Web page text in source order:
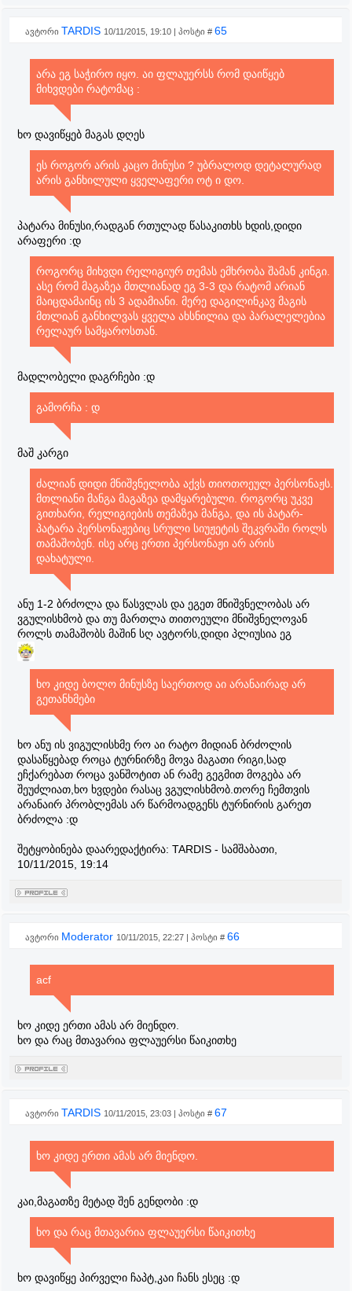
ავტორი TARDIS 10/11/2015, 19:10 | პოსტი # 65
არა ეგ საჭირო იყო. აი ფლაუერსს რომ დაიწყებ
მიხვდები რატომაც :
ხო დავიწყებ მაგას დღეს
ეს როგორ არის კაცო მინუსი ? უბრალოდ დეტალურად
არის განხილული ყველაფერი ოტ ი დო.
პატარა მინუსი,რადგან რთულად წასაკითხს ხდის,დიდი
არაფერი :დ
როგორც მიხვდი რელიგიურ თემას ემხრობა შამან კინგი.
ასე რომ მაგაზეა მთლიანად ეგ 3-3 და რატომ არიან
მაიცდამაინც ის 3 ადამიანი. მერე დაგილინკავ მაგის
მთლიან განხილვას ყველა ახსნილია და პარალელებია
რელაურ სამყაროსთან.
მადლობელი დაგრჩები :დ
გამორჩა : დ
მაშ კარგი
ძალიან დიდი მნიშვნელობა აქვს თიოთოეულ პერსონაჟს.
მთლიანი მანგა მაგაზეა დამყარებული. როგორც უკვე
გითხარი, რელიგიების თემაზეა მანგა, და ის პატარ-
პატარა პერსონაჟებიც სრული სიუჟეტის შეკვრაში როლს
თამაშობენ. ისე არც ერთი პერსონაჟი არ არის
დახატული.
ანუ 1-2 ბრძოლა და წასვლას და ეგეთ მნიშვნელობას არ
ვგულისხმობ და თუ მართლა თითოეული მნიშვნელოვან
როლს თამაშობს მაშინ სღ ავტორს,დიდი პლიუსია ეგ
ხო კიდე ბოლო მინუსზე საერთოდ აი არანაირად არ
გეთანხმები
ხო ანუ ის ვიგულისხმე რო აი რატო მიდიან ბრძოლის
დასაწყებად როცა ტურნირზე მოვა მაგათი რიგი,სად
ეჩქარებათ როცა ვანშოტით ან რამე გეგმით მოგება არ
შეუძლიათ,ხო ხვდები რასაც ვგულისხმობ.თორე ჩემთვის
არანაირ პრობლემას არ წარმოადგენს ტურნირის გარეთ
ბრძოლა :დ
შეტყობინება დაარედაქტირა: TARDIS - სამშაბათი,
10/11/2015, 19:14
ავტორი Moderator 10/11/2015, 22:27 | პოსტი # 66
acf
ხო კიდე ერთი ამას არ მიენდო.
ხო და რაც მთავარია ფლაუერსი წაიკითხე
ავტორი TARDIS 10/11/2015, 23:03 | პოსტი # 67
ხო კიდე ერთი ამას არ მიენდო.
კაი,მაგათზე მეტად შენ გენდობი :დ
ხო და რაც მთავარია ფლაუერსი წაიკითხე
ხო დავიწყე პირველი ჩაპტ,კაი ჩანს ესეც :დ